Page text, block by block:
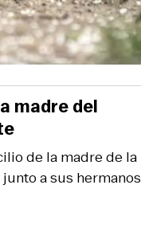
de la madre de la
a sus hermanos
madre del